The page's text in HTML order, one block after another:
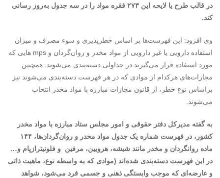
در قالب طرح یا لایحه این ۲۷۳ فقره مواد را در سه جدول به‌روز رسانی
کند.
وی افزود: این فهرست‌ها بر اساس خطرپذیری و سوء مصرف و میزان
استفاده دارویی یا غیر دارویی از مواد مخدر و روان‌گردان و mps هایی که
مورد استفاده قرار می‌گیرند در جداولی دسته‌بندی می‌شوند. همچنین
مجازات‌های هرکدام از موادی که در هر فهرست دسته‌بندی می‌شوند نیز
براساس نوع خطر، از قانون مجازات مبارزه با مواد مخدر انتخاب
می‌شوند.
به گفته مدیرکل دفتر حقوقی و امور مجلس ستاد مبارزه با مواد مخدر
کشور، در فهرست شماره یک جدول مواد مخدر و روان‌گردان‌ها، ۱۴۴
ماده‌ روانگردان و مخدر مانند شیشه، هرویین، مرفین و فلونیترازپام و…
در این فهرست دسته‌بندی شده‌اند (موادی که به واسطه نوع، ماهیت ذاتی
و عارضه‌ای که موجب وابستگی ذهنی و جسمی فرد می‌شود، شواهد